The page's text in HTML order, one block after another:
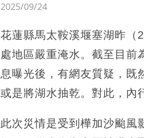
2025/09/24
花蓮縣馬太鞍溪堰塞湖昨（
處地區嚴重淹水。截至目前
息曝光後，有網友質疑，既
或是將湖水抽乾。對此，內
此次災情是受到樺加沙颱風